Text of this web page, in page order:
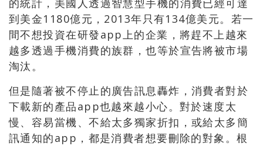
的統計，美國人透過智慧型手機的消費已經可達
到美金1180億元，2013年只有134億美元。若一
間不想投資在研發app上的企業，將趕不上越來
越多透過手機消費的族群，也等於宣告將被市場
淘汰。
但是隨著被不停止的廣告訊息轟炸，消費者對於
下載新的產品app也越來越小心。對於速度太
慢、容易當機、不給太多獨家折扣，或給太多簡
訊通知的app，都是消費者想要刪除的對象。根